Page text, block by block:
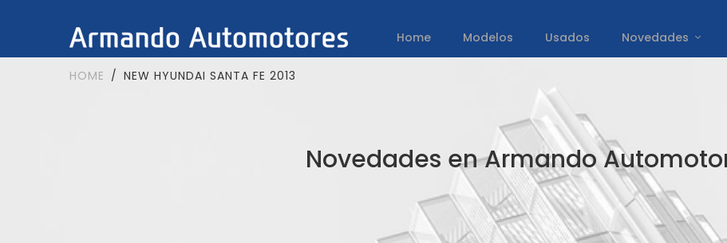
Home Modelos Usados Novedades
HOME NEW HYUNDAI SANTA FE 2013
Novedades en Armando